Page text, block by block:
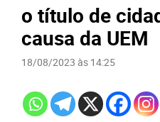
o título de
causa da UEM
18/08/2023 às 14:25